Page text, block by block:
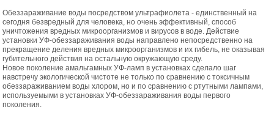
Обеззараживание воды посредством ультрафиолета - единственный на
сегодня безвредный для человека, но очень эффективный, способ
уничтожения вредных микроорганизмов и вирусов в воде. Действие
установки УФ-обеззараживания воды направлено непосредственно на
прекращение деления вредных микроорганизмов и их гибель, не оказывая
губительного действия на остальную окружающую среду.
Новое поколение амальгамных УФ-ламп в установках сделало шаг
навстречу экологической чистоте не только по сравнению с токсичным
обеззараживанием воды хлором, но и по сравнению с ртутными лампами,
используемыми в установках УФ-обеззараживания воды первого
поколения.